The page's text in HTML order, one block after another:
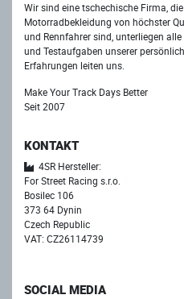
Wir sind eine tschechische Firma,
Motorradbekleidung von höchster
und Rennfahrer sind, unterliegen
und Testaufgaben unserer
Erfahrungen leiten uns.
Make Your Track Days Better
Seit 2007
KONTAKT
4SR Hersteller:
For Street Racing s.r.o.
Bosilec 106
373 64 Dynin
Czech Republic
VAT: CZ26114739
SOCIAL MEDIA